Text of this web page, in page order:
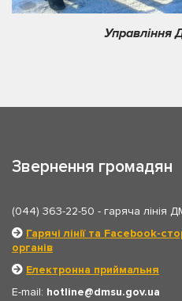
Управління
Звернення громадян
(044) 363-22-50 - гаряча лінія
Гарячі лінії та Facebook-
органів
Електронна приймальня
E-mail: hotline
dmsu.gov.ua